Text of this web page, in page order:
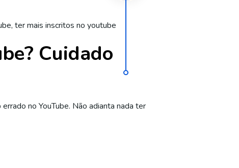
, ter mais inscritos no youtube
Cuidado
no YouTube. Não adianta nada ter